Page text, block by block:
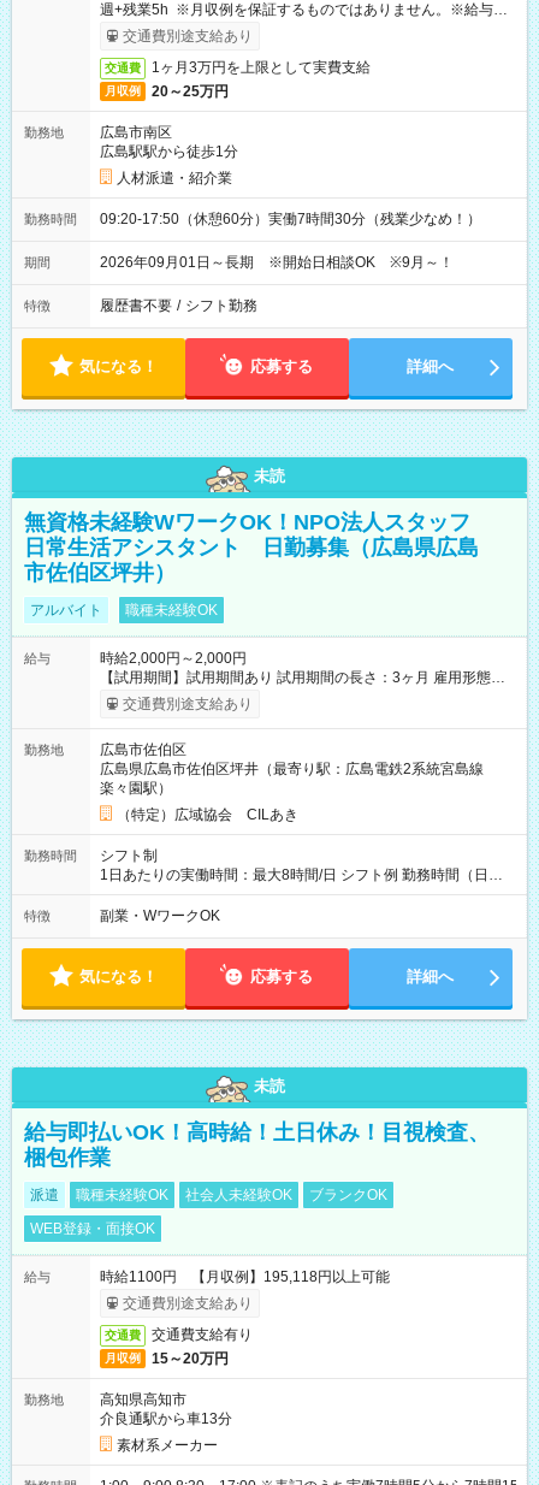
週+残業5h ※月収例を保証するものではありません。※給与即
受取りサービス利用可（利用条件有）
交通費別途支給あり
交通費 1ヶ月3万円を上限として実費支給
月収例 20～25万円
勤務地
広島市南区
広島駅駅から徒歩1分
人材派遣・紹介業
勤務時間 09:20-17:50（休憩60分）実働7時間30分（残業少なめ！）
期間 2026年09月01日～長期 ※開始日相談OK ※9月～！
特徴 履歴書不要 / シフト勤務
気になる！ 応募する 詳細へ
未読
無資格未経験WワークOK！NPO法人スタッフ
日常生活アシスタント 日勤募集（広島県広島
市佐伯区坪井）
アルバイト 職種未経験OK
給与
時給2,000円～2,000円
【試用期間】試用期間あり 試用期間の長さ：3ヶ月 雇用形態、
給与は本採用時と同じです。
交通費別途支給あり
勤務地
広島市佐伯区
広島県広島市佐伯区坪井（最寄り駅：広島電鉄2系統宮島線
楽々園駅）
（特定）広域協会 CILあき
勤務時間
シフト制
1日あたりの実働時間：最大8時間/日 シフト例 勤務時間（日
勤）・8時～18時 （実働時間8時間 待機休憩2時間）（日勤1回
あたりの給与 2万円）
特徴 副業・WワークOK
気になる！ 応募する 詳細へ
未読
給与即払いOK！高時給！土日休み！目視検査、
梱包作業
派遣 職種未経験OK 社会人未経験OK
ブランクOK
WEB登録・面接OK
給与
時給1100円 【月収例】195,118円以上可能
交通費別途支給あり
交通費 交通費支給有り
月収例 15～20万円
勤務地
高知県高知市
介良通駅から車13分
素材系メーカー